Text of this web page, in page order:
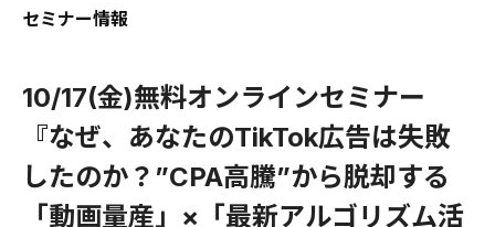
セミナー情報
10/17(金)無料オンラインセミナー
『なぜ、あなたのTikTok広告は失敗
したのか？”CPA高騰”から脱却する
「動画量産」×「最新アルゴリズム活